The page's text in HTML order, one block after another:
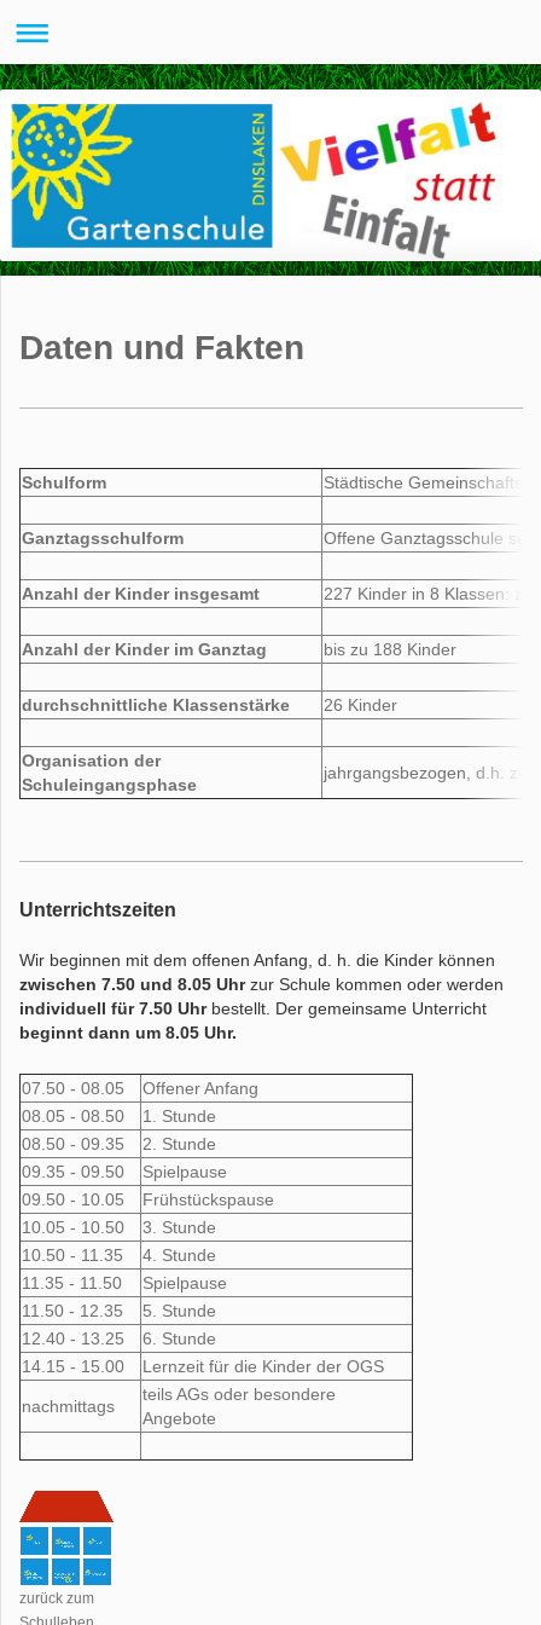
Daten und Fakten
Schulform Städtische
Ganztagsschulform Offene Ganztagsschule seit
Anzahl der Kinder insgesamt 227 Kinder in 8 Klassen:
Anzahl der Kinder im Ganztag bis zu 188 Kinder
durchschnittliche Klassenstärke 26 Kinder
Organisation der
Schuleingangsphase
jahrgangsbezogen, d.h.
Unterrichtszeiten
Wir beginnen mit dem offenen Anfang, d. h. die Kinder können
zwischen 7.50 und 8.05 Uhrzur Schule kommen oder werden
individuell für 7.50 Uhrbestellt. Der gemeinsame Unterricht
beginnt dann um 8.05 Uhr.
07.50 - 08.05
Offener Anfang
08.05 - 08.50
1. Stunde
08.50 - 09.35
2. Stunde
09.35 - 09.50
Spielpause
09.50 - 10.05
Frühstückspause
10.05 - 10.50
3. Stunde
10.50 - 11.35
4. Stunde
11.35 - 11.50
Spielpause
11.50 - 12.35
5. Stunde
12.40 - 13.25
6. Stunde
14.15 - 15.00
Lernzeit für die Kinder der OGS
nachmittags
teils AGs oder besondere
Angebote
zurück zum
Schulleben